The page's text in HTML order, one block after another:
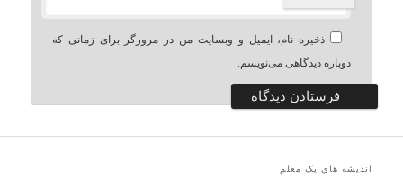
ذخیره نام، ایمیل و وبسایت من در مرورگر برای زمانی که
دوباره دیدگاهی می‌نویسم.
اندیشه های یک معلم